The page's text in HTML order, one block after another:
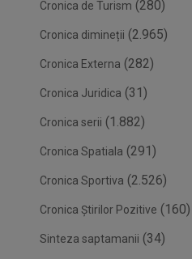
Cronica de Turism (280)
Cronica dimineții (2.965)
Cronica Externa (282)
Cronica Juridica (31)
Cronica serii (1.882)
Cronica Spatiala (291)
Cronica Sportiva (2.526)
Cronica Știrilor Pozitive (160)
Sinteza saptamanii (34)